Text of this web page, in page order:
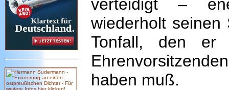
verteidigt –
wiederholt seinen
Tonfall, den er
haben muß.